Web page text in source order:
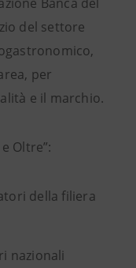
del settore
per
e il marchio.
Oltre”:
della filiera
nazionali